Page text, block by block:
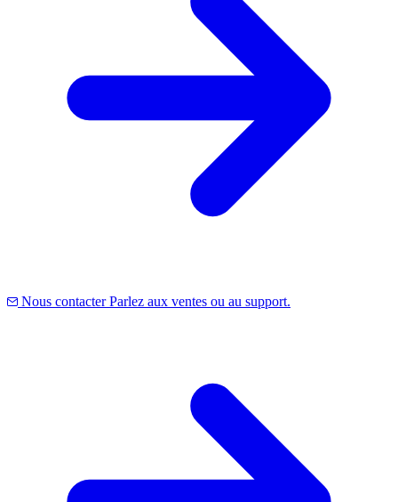
Nous contacter Parlez aux ventes ou au support.